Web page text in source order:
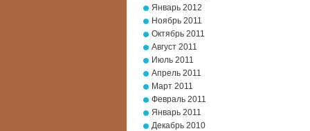
Январь 2012
Ноябрь 2011
Октябрь 2011
Август 2011
Июль 2011
Апрель 2011
Март 2011
Февраль 2011
Январь 2011
Декабрь 2010